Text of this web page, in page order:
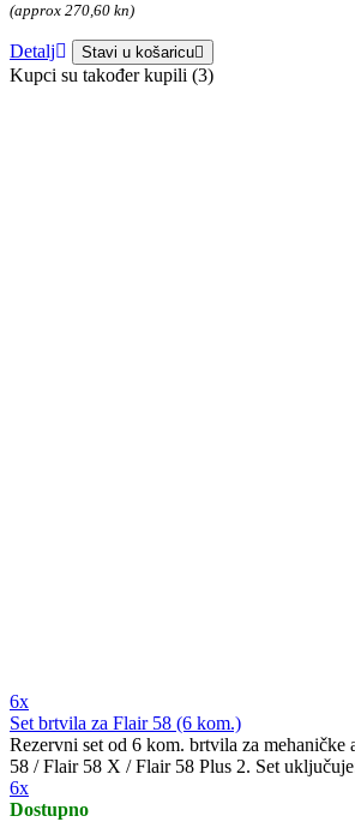
(approx 270,60 kn)
Detalj Stavi u košaricu
Kupci su također kupili (3)
6x
Set brtvila za Flair 58 (6 kom.)
Rezervni set od 6 kom. brtvila za mehaničke
58 / Flair 58 X / Flair 58 Plus 2. Set
6x
Dostupno